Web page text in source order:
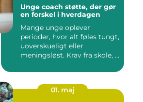
Unge coach støtte, der gør
en forskel i hverdagen
Mange unge oplever
perioder, hvor alt føles tungt,
uoverskueligt eller
meningsløst. Krav fra skole, ...
01. maj